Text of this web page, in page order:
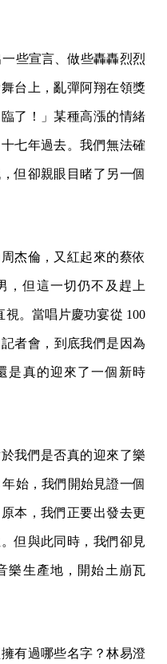
些宣言、做些轟轟烈烈
台上，亂彈阿翔在領獎
了！」某種高漲的情緒
七年過去。我們無法確
但卻親眼目睹了另一個
杰倫，又紅起來的蔡依
，但這一切仍不及趕上
視。當唱片慶功宴從 100
者會，到底我們是因為
是真的迎來了一個新時
我們是否真的迎來了樂
始，我們開始見證一個
本，我們正要出發去更
但與此同時，我們卻見
樂生產地，開始土崩瓦
有過哪些名字？林易澄